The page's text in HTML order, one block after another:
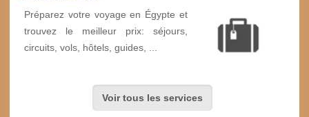
Préparez votre voyage en Égypte et
trouvez le meilleur prix: séjours,
circuits, vols, hôtels, guides, ...
Voir tous les services